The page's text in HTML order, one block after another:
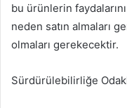
bu ürünlerin
neden satın almaları
olmaları gerekecektir.
Sürdürülebilirliğe